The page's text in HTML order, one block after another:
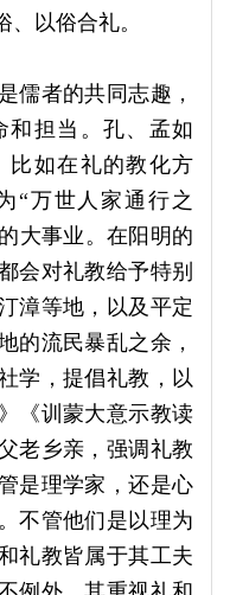
以俗合礼。
儒者的共同志趣，
和担当。孔、孟如
比如在礼的教化方
“万世人家通行之
大事业。在阳明的
会对礼教给予特别
漳等地，以及平定
的流民暴乱之余，
学，提倡礼教，以
《训蒙大意示教读
老乡亲，强调礼教
是理学家，还是心
不管他们是以理为
礼教皆属于其工夫